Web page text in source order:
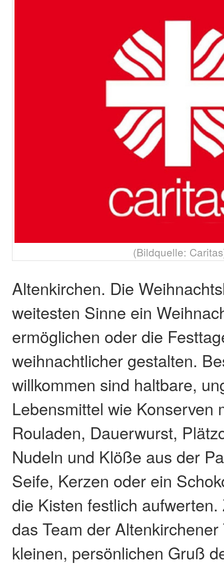
(Bildquelle:
Altenkirchen. Die
weitesten Sinne ein
ermöglichen oder die
weihnachtlicher gestalten.
willkommen sind haltbare,
Lebensmittel wie Konserven
Rouladen, Dauerwurst,
Nudeln und Klöße aus der
Seife, Kerzen oder ein
die Kisten festlich
das Team der
kleinen, persönlichen Gruß